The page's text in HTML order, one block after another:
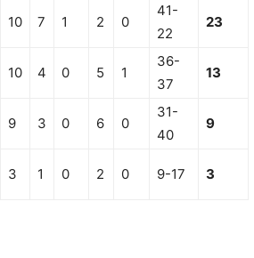
10 7 1 2 0
41-
22
23
10 4 0 5 1
36-
37
13
9 3 0 6 0
31-
40
9
3 1 0 2 0 9-17 3